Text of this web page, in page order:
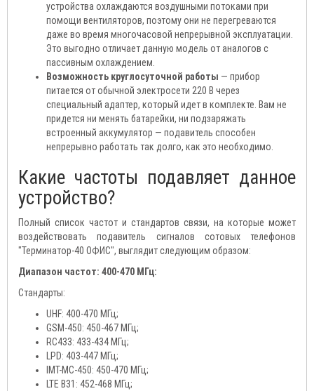
устройства охлаждаются воздушными потоками при
помощи вентиляторов, поэтому они не перегреваются
даже во время многочасовой непрерывной эксплуатации.
Это выгодно отличает данную модель от аналогов с
пассивным охлаждением.
Возможность круглосуточной работы — прибор
питается от обычной электросети 220 В через
специальный адаптер, который идет в комплекте. Вам не
придется ни менять батарейки, ни подзаряжать
встроенный аккумулятор — подавитель способен
непрерывно работать так долго, как это необходимо.
Какие частоты подавляет данное
устройство?
Полный список частот и стандартов связи, на которые может
воздействовать подавитель сигналов сотовых телефонов
"Терминатор-40 ОФИС", выглядит следующим образом:
Диапазон частот: 400-470 МГц:
Стандарты:
UHF: 400-470 МГц;
GSM-450: 450-467 МГц;
RC433: 433-434 МГц;
LPD: 403-447 МГц;
IMT-MC-450: 450-470 МГц;
LTE B31: 452-468 МГц;